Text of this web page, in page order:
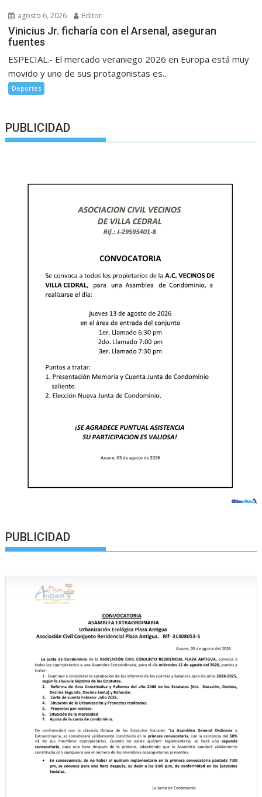
agosto 6, 2026 Editor
Vinicius Jr. ficharía con el Arsenal, aseguran
fuentes
ESPECIAL.- El mercado veraniego 2026 en Europa está muy
movido y uno de sus protagonistas es...
Deportes
PUBLICIDAD
PUBLICIDAD